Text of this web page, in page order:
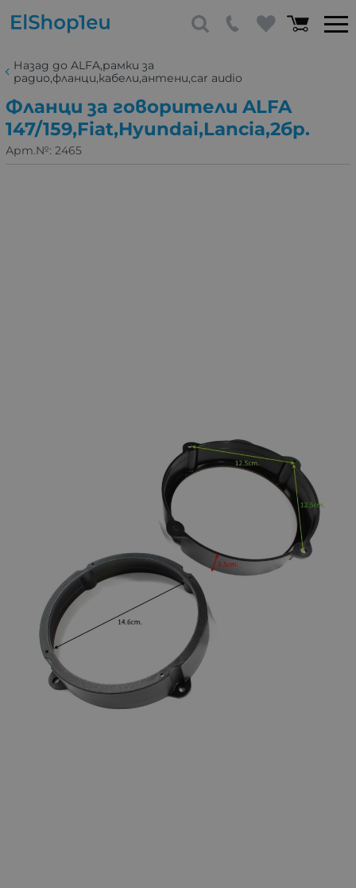
Назад до ALFA,рамки за
радио,фланци,кабели,антени,car audio
Фланци за говорители ALFA
147/159,Fiat,Hyundai,Lancia,2бр.
Арт.№: 2465